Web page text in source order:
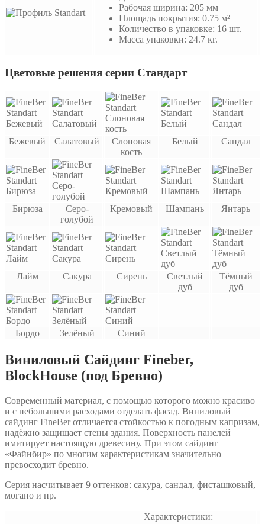
Рабочая ширина: 205 мм
Площадь покрытия: 0.75 м²
Количество в упаковке: 16 шт.
Масса упаковки: 24.7 кг.
Цветовые решения серии Стандарт
Бежевый Салатовый
Слоновая
кость
Белый Сандал
Бирюза
Серо-
голубой
Кремовый Шампань Янтарь
Лайм Сакура Сирень
Светлый
дуб
Тёмный
дуб
Бордо Зелёный Синий
Виниловый Сайдинг Fineber,
BlockHouse (под Бревно)
Современный материал, с помощью которого можно красиво
и с небольшими расходами отделать фасад. Виниловый
сайдинг FineBer отличается стойкостью к погодным капризам,
надёжно защищает стены здания. Поверхность панелей
имитирует настоящую древесину. При этом сайдинг
«Файнбир» по многим характеристикам значительно
превосходит бревно.
Серия насчитывает 9 оттенков: сакура, сандал, фисташковый,
могано и пр.
Характеристики: